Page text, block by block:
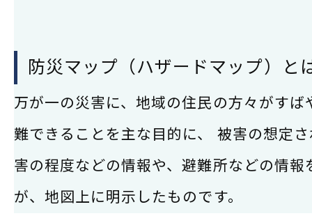
防災マップ（ハザードマップ）と
万が一の災害に、地域の住民の方々がすば
難できることを主な目的に、 被害の想定
害の程度などの情報や、避難所などの情報
が、地図上に明示したものです。